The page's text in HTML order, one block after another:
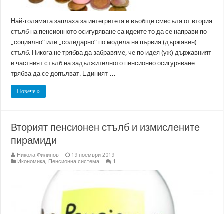
Най-голямата заплаха за интегритета и въобще смисъла от втория
стълб на пенсионното осигуряване са идеите то да се направи по-
„социално“ или „солидарно“ по модела на първия (държавен)
стълб. Никога не трябва да забравяме, че по идея (уж) държавният
и частният стълб на задължителното пенсионно осигуряване
трябва да се допълват. Единият …
Повече »
Вторият пенсионен стълб и измислените
пирамиди
Никола Филипов
19 ноември 2019
Икономика, Пенсионна система 1